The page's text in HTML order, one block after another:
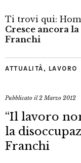
Ti trovi qui:
Cresce ancora
Franchi
ATTUALITÀ , LAVORO
Pubblicato il2 Marzo 2012
“Il lavoro
la
Franchi